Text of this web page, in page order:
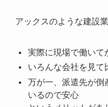
アックスのような建設
実際に現場で働いて
いろんな会社を見て
万が一、派遣先が倒
いるので安心